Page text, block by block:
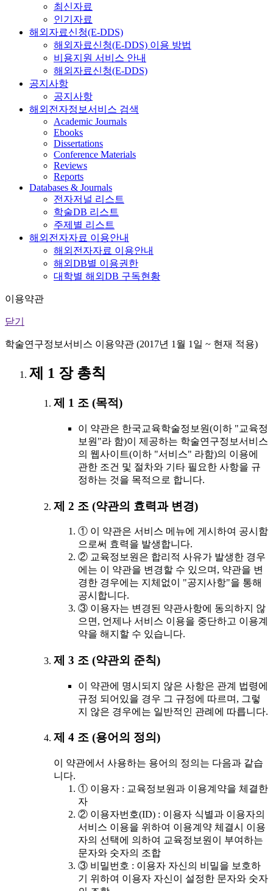
최신자료
인기자료
해외자료신청(E-DDS)
해외자료신청(E-DDS) 이용 방법
비용지원 서비스 안내
해외자료신청(E-DDS)
공지사항
공지사항
해외전자정보서비스 검색
Academic Journals
Ebooks
Dissertations
Conference Materials
Reviews
Reports
Databases & Journals
전자저널 리스트
학술DB 리스트
주제별 리스트
해외전자자료 이용안내
해외전자자료 이용안내
해외DB별 이용권한
대학별 해외DB 구독현황
이용약관
닫기
학술연구정보서비스 이용약관 (2017년 1월 1일 ~ 현재 적용)
제 1 장 총칙
제 1 조 (목적)
이 약관은 한국교육학술정보원(이하 "교육정
보원"라 함)이 제공하는 학술연구정보서비스
의 웹사이트(이하 "서비스" 라함)의 이용에
관한 조건 및 절차와 기타 필요한 사항을 규
정하는 것을 목적으로 합니다.
제 2 조 (약관의 효력과 변경)
① 이 약관은 서비스 메뉴에 게시하여 공시함
으로써 효력을 발생합니다.
② 교육정보원은 합리적 사유가 발생한 경우
에는 이 약관을 변경할 수 있으며, 약관을 변
경한 경우에는 지체없이 "공지사항"을 통해
공시합니다.
③ 이용자는 변경된 약관사항에 동의하지 않
으면, 언제나 서비스 이용을 중단하고 이용계
약을 해지할 수 있습니다.
제 3 조 (약관외 준칙)
이 약관에 명시되지 않은 사항은 관계 법령에
규정 되어있을 경우 그 규정에 따르며, 그렇
지 않은 경우에는 일반적인 관례에 따릅니다.
제 4 조 (용어의 정의)
이 약관에서 사용하는 용어의 정의는 다음과 같습
니다.
① 이용자 : 교육정보원과 이용계약을 체결한
자
② 이용자번호(ID) : 이용자 식별과 이용자의
서비스 이용을 위하여 이용계약 체결시 이용
자의 선택에 의하여 교육정보원이 부여하는
문자와 숫자의 조합
③ 비밀번호 : 이용자 자신의 비밀을 보호하
기 위하여 이용자 자신이 설정한 문자와 숫자